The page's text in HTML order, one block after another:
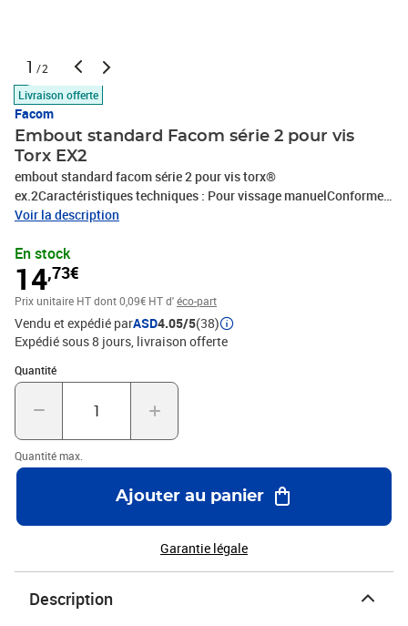
1 /2
Livraison offerte
Facom
Embout standard Facom série 2 pour vis
Torx EX2
embout standard facom série 2 pour vis torx®
ex.2Caractéristiques techniques : Pour vissage manuelConformes
aux spécifications Torx®Entraînement 5/16'' - 7,94 mmLongueur :
Voir la description
En stock
14,73€
Prix unitaire HTdont 0,09€ HT d'éco-part
Vendu et expédié parASD4.05/5(38)
Expédié sous 8 jours livraison offerte
Quantité
Quantité : 1
Quantité max.
Ajouter au panier
Garantie légale
Description